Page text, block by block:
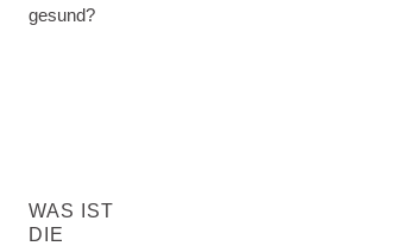
gesund?
WAS IST
DIE